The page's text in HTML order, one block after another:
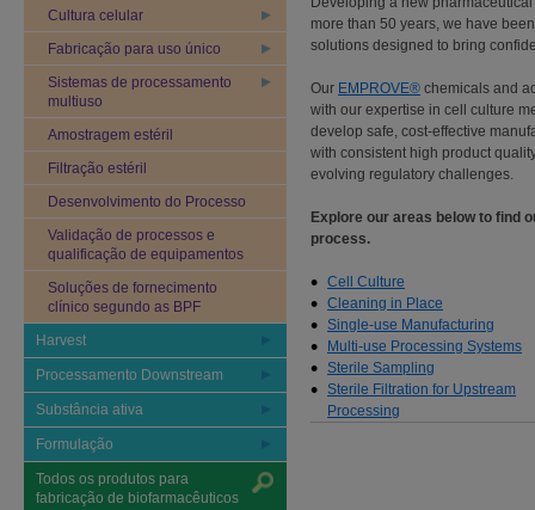
Cultura celular
Fabricação para uso único
Sistemas de processamento
multiuso
Amostragem estéril
Filtração estéril
Desenvolvimento do Processo
Validação de processos e
qualificação de equipamentos
Soluções de fornecimento
clínico segundo as BPF
Harvest
Processamento Downstream
Substância ativa
Formulação
Todos os produtos para
fabricação de biofarmacêuticos
more than 50 years, we have
solutions designed to bring
Our EMPROVE® chemicals and
with our expertise in cell culture
develop safe, cost-effective
with consistent high product
evolving regulatory challenges.
Explore our areas below to find
process.
Cell Culture
Cleaning in Place
Single-use Manufacturing
Multi-use Processing Systems
Sterile Sampling
Sterile Filtration for Upstream
Processing